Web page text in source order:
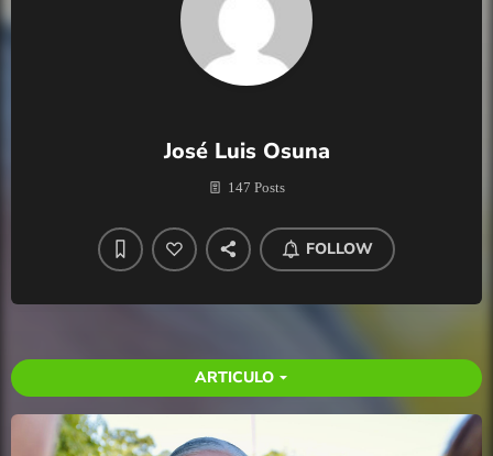
José Luis Osuna
147 Posts
FOLLOW
ARTICULO arrow_drop_down